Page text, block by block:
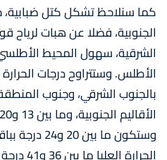
كما سنلاحظ تشكل كتل
الجنوبية، فضلا عن هبات
الشرقية، سهول المحيط
بالجنوب الشرقي، وجنوب
وستكون ما
الحرارة